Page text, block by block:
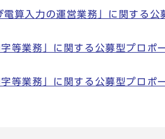
算入力の運営業務」に関する
等業務」に関する公募型プロポ
等業務」に関する公募型プロポ